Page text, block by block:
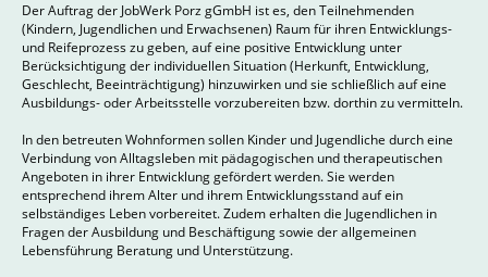
Der Auftrag der JobWerk Porz gGmbH ist es, den Teilnehmenden
(Kindern, Jugendlichen und Erwachsenen) Raum für ihren Entwicklungs-
und Reifeprozess zu geben, auf eine positive Entwicklung unter
Berücksichtigung der individuellen Situation (Herkunft, Entwicklung,
Geschlecht, Beeinträchtigung) hinzuwirken und sie schließlich auf eine
Ausbildungs- oder Arbeitsstelle vorzubereiten bzw. dorthin zu vermitteln.
In den betreuten Wohnformen sollen Kinder und Jugendliche durch eine
Verbindung von Alltagsleben mit pädagogischen und therapeutischen
Angeboten in ihrer Entwicklung gefördert werden. Sie werden
entsprechend ihrem Alter und ihrem Entwicklungsstand auf ein
selbständiges Leben vorbereitet. Zudem erhalten die Jugendlichen in
Fragen der Ausbildung und Beschäftigung sowie der allgemeinen
Lebensführung Beratung und Unterstützung.